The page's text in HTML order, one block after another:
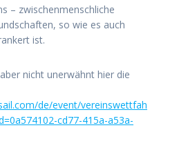
– zwischenmenschliche
so wie es auch
ist.
nicht unerwähnt hier die
de/event/vereinswettfah
cd77-415a-a53a-